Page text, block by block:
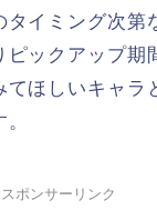
タイミング次第
ピックアップ期
てほしいキャラ
スポンサーリンク